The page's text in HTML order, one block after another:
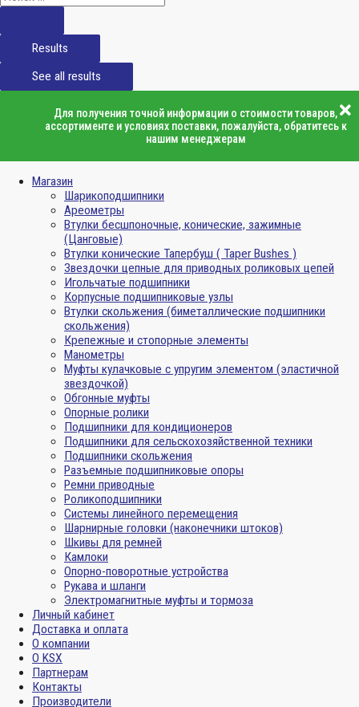
Results
See all results
Для получения точной информации о стоимости товаров,
ассортименте и условиях поставки, пожалуйста, обратитесь к
нашим менеджерам
Магазин
Шарикоподшипники
Ареометры
Втулки бесшпоночные, конические, зажимные
(Цанговые)
Втулки конические Тапербуш ( Taper Bushes )
Звездочки цепные для приводных роликовых цепей
Игольчатые подшипники
Корпусные подшипниковые узлы
Втулки скольжения (биметаллические подшипники
скольжения)
Крепежные и стопорные элементы
Манометры
Муфты кулачковые с упругим элементом (эластичной
звездочкой)
Обгонные муфты
Опорные ролики
Подшипники для кондиционеров
Подшипники для сельскохозяйственной техники
Подшипники скольжения
Разъемные подшипниковые опоры
Ремни приводные
Роликоподшипники
Системы линейного перемещения
Шарнирные головки (наконечники штоков)
Шкивы для ремней
Камлоки
Опорно-поворотные устройства
Рукава и шланги
Электромагнитные муфты и тормоза
Личный кабинет
Доставка и оплата
О компании
О KSX
Партнерам
Контакты
Производители